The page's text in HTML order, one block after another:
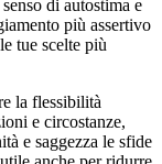
di autostima e
più assertivo
tue scelte più
la flessibilità
e circostanze,
e saggezza le sfide